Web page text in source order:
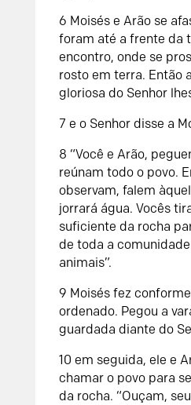
6 Moisés e Arão se
foram até a frente da
encontro, onde se
rosto em terra. Então
gloriosa do Senhor
7 e o Senhor disse a
8 “Você e Arão,
reúnam todo o povo.
observam, falem
jorrará água. Vocês
suficiente da rocha
de toda a
animais”.
9 Moisés fez
ordenado. Pegou a
guardada diante do
10 em seguida, ele e
chamar o povo para
da rocha. “Ouçam,